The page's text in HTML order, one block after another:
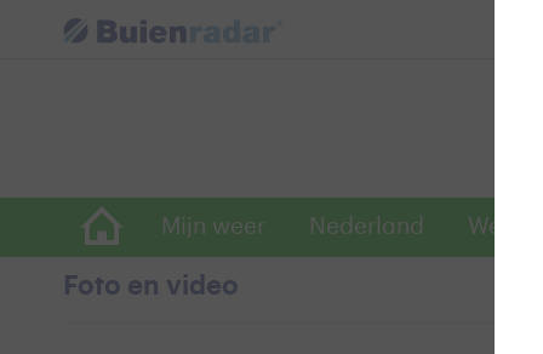
Mijn weer Nederland
Foto en video